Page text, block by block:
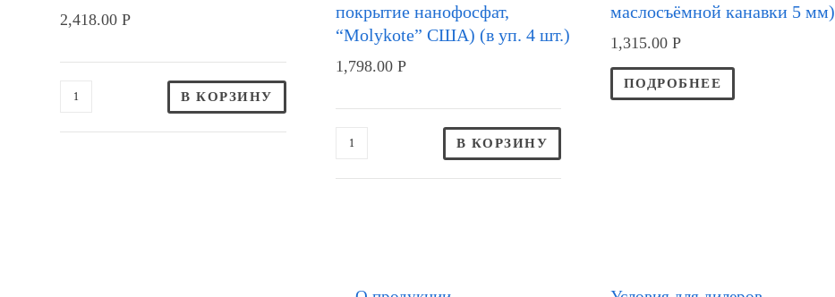
2,418.00Р
В КОРЗИНУ
покрытие нанофосфат,
“Molykote” США) (в уп. 4 шт.)
1,798.00 Р
В КОРЗИНУ
маслосъёмной канавки 5 мм)
1,315.00 Р
ПОДРОБНЕЕ